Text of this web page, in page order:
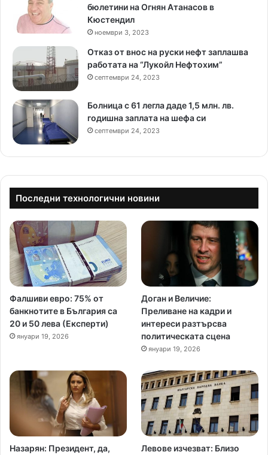
бюлетини на Огнян Атанасов в
Кюстендил
ноември 3, 2023
Отказ от внос на руски нефт заплашва
работата на “Лукойл Нефтохим”
септември 24, 2023
Болница с 61 легла даде 1,5 млн. лв.
годишна заплата на шефа си
септември 24, 2023
Последни технологични новини
Фалшиви евро: 75% от
банкнотите в България са
20 и 50 лева (Експерти)
януари 19, 2026
Доган и Величие:
Преливане на кадри и
интереси разтърсва
политическата сцена
януари 19, 2026
Назарян: Президент, да,
Левове изчезват: Близо